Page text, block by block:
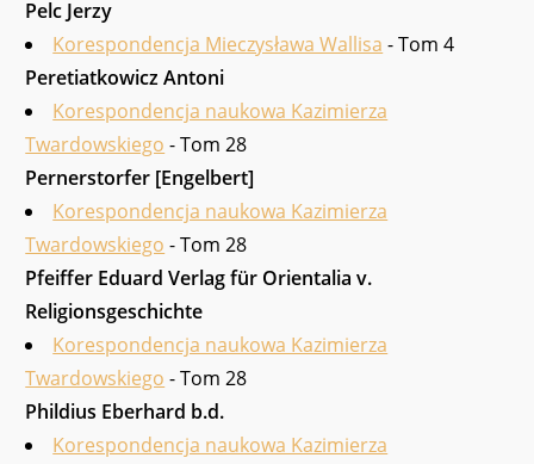
Pelc Jerzy
Korespondencja Mieczysława Wallisa - Tom 4
Peretiatkowicz Antoni
Korespondencja naukowa Kazimierza
Twardowskiego - Tom 28
Pernerstorfer [Engelbert]
Korespondencja naukowa Kazimierza
Twardowskiego - Tom 28
Pfeiffer Eduard Verlag für Orientalia v.
Religionsgeschichte
Korespondencja naukowa Kazimierza
Twardowskiego - Tom 28
Phildius Eberhard b.d.
Korespondencja naukowa Kazimierza